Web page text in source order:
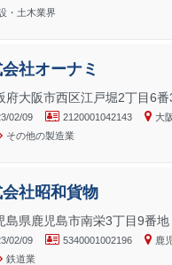
・土木業界
社オーナミ
府大阪市西区江戸堀2丁目6
02/09 2120001042143
大
その他の製造業
社昭和貨物
島県鹿児島市南栄3丁目9番地
02/09 5340001002196
鹿
鉄道業